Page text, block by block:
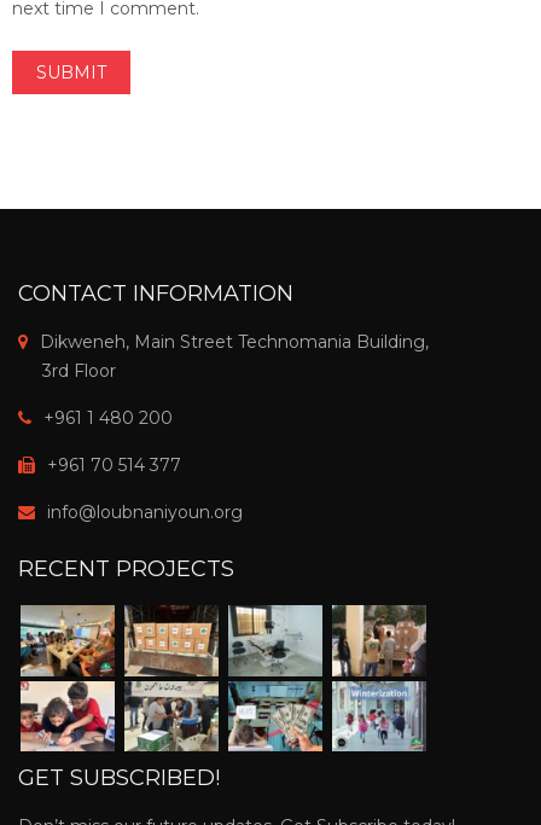
next time I comment.
CONTACT INFORMATION
Dikweneh, Main Street Technomania Building,
3rd Floor
+961 1 480 200
+961 70 514 377
info@loubnaniyoun.org
RECENT PROJECTS
GET SUBSCRIBED!